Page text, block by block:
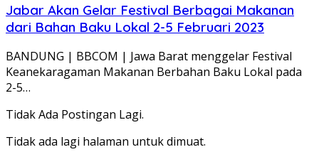
Jabar Akan Gelar Festival Berbagai Makanan
dari Bahan Baku Lokal 2-5 Februari 2023
BANDUNG | BBCOM | Jawa Barat menggelar Festival
Keanekaragaman Makanan Berbahan Baku Lokal pada
2-5…
Tidak Ada Postingan Lagi.
Tidak ada lagi halaman untuk dimuat.